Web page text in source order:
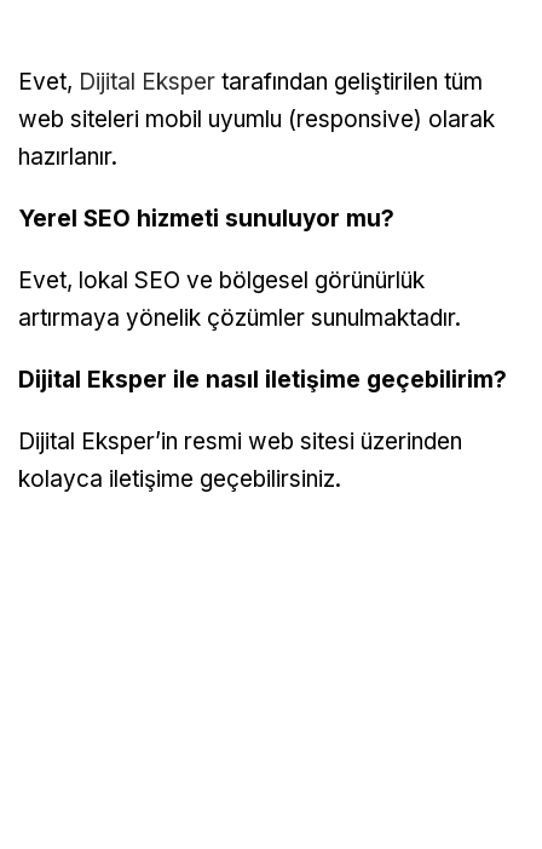
Evet, Dijital Eksper tarafından geliştirilen tüm
web siteleri mobil uyumlu (responsive) olarak
hazırlanır.
Yerel SEO hizmeti sunuluyor mu?
Evet, lokal SEO ve bölgesel görünürlük
artırmaya yönelik çözümler sunulmaktadır.
Dijital Eksper ile nasıl iletişime geçebilirim?
Dijital Eksper’in resmi web sitesi üzerinden
kolayca iletişime geçebilirsiniz.